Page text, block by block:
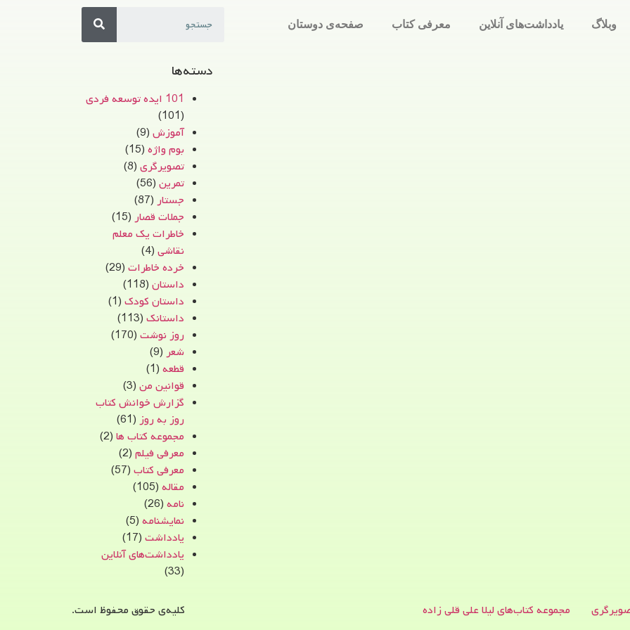
وبلاگ یادداشت‌های آنلاین معرفی کتاب صفحه‌ی دوستان
دسته‌ها
101 ایده توسعه فردی
(101)
آموزش(9)
بوم واژه(15)
تصویرگری(8)
تمرین(56)
جستار(87)
جملات قصار(15)
خاطرات یک معلم
نقاشی(4)
خرده خاطرات(29)
داستان(118)
داستان کودک(1)
داستانک(113)
روز نوشت(170)
شعر(9)
قطعه(1)
قوانین من(3)
گزارش خوانش کتاب
روز به روز(61)
مجموعه کتاب ها(2)
معرفی فیلم(2)
معرفی کتاب(57)
مقاله(105)
نامه(26)
نمایشنامه(5)
یادداشت(17)
یادداشت‌های آنلاین
(33)
مجموعه کتاب‌های لیلا علی قلی زاده کلیه‌ی حقوق محفوظ است.